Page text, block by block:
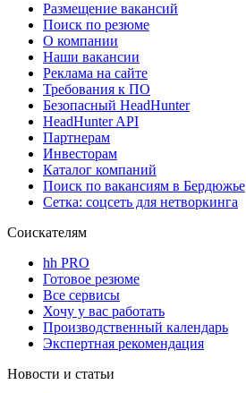
Размещение вакансий
Поиск по резюме
О компании
Наши вакансии
Реклама на сайте
Требования к ПО
Безопасный HeadHunter
HeadHunter API
Партнерам
Инвесторам
Каталог компаний
Поиск по вакансиям в Бердюжье
Сетка: соцсеть для нетворкинга
Соискателям
hh PRO
Готовое резюме
Все сервисы
Хочу у вас работать
Производственный календарь
Экспертная рекомендация
Новости и статьи